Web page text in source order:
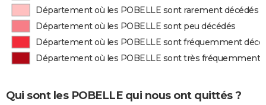
Département où les POBELLE sont rarement décédés
Département où les POBELLE sont peu décédés
Département où les POBELLE sont fréquemment
Département où les POBELLE sont très fréquemment
Qui sont les POBELLE qui nous ont quittés ?